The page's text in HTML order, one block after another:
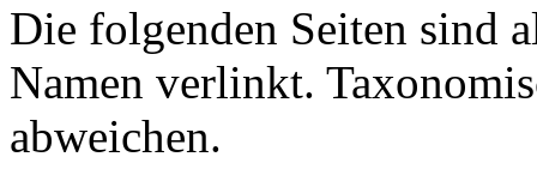
Die folgenden Seiten sind
Namen verlinkt.
abweichen.